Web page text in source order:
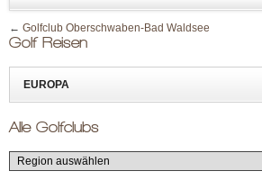
← Golfclub Oberschwaben-Bad Waldsee
Golf Reisen
EUROPA
Alle Golfclubs